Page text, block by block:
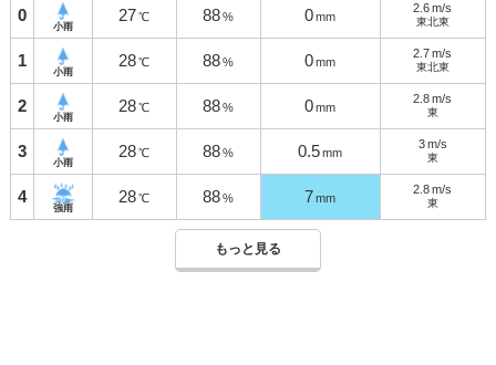
0
小雨
27 ℃ 88 % 0 mm
2.6 m/s
東北東
1
小雨
28 ℃ 88 % 0 mm
2.7 m/s
東北東
2
小雨
28 ℃ 88 % 0 mm
2.8 m/s
東
3
小雨
28 ℃ 88 % 0.5 mm
3m/s
東
4
強雨
28 ℃ 88 % 7 mm
2.8 m/s
東
もっと見る